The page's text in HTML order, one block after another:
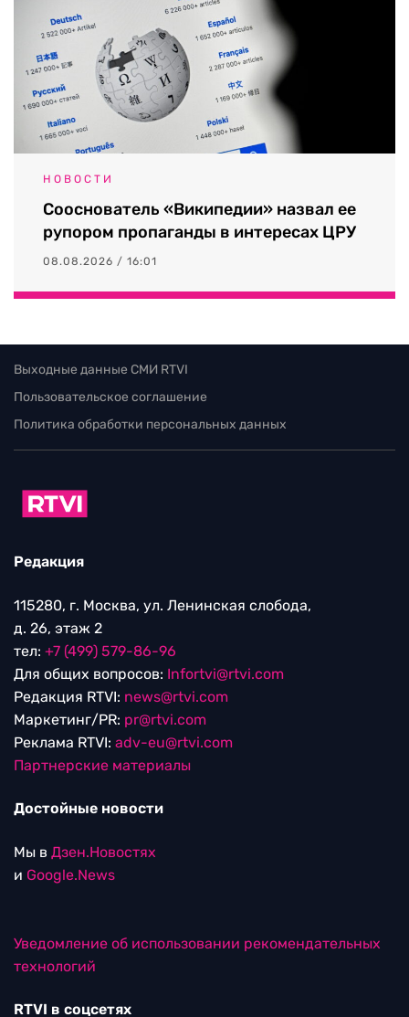
НОВОСТИ
Сооснователь «Википедии» назвал ее
рупором пропаганды в интересах ЦРУ
08.08.2026 / 16:01
Выходные данные СМИ RTVI
Пользовательское соглашение
Политика обработки персональных данных
Редакция
115280, г. Москва, ул. Ленинская слобода,
д. 26, этаж 2
тел: +7 (499) 579-86-96
Для общих вопросов: Infortvi@rtvi.com
Редакция RTVI: news@rtvi.com
Маркетинг/PR: pr@rtvi.com
Реклама RTVI: adv-eu@rtvi.com
Партнерские материалы
Достойные новости
Мы в Дзен.Новостях
и Google.News
Уведомление об использовании рекомендательных
технологий
RTVI в соцсетях